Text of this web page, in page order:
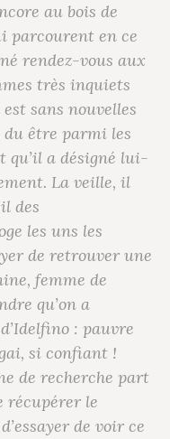
au bois de
parcourent en ce
rendez-vous aux
très inquiets
sans nouvelles
être parmi les
qu’il a désigné lui-
La veille, il
des
les uns les
de retrouver une
femme de
qu’on a
: pauvre
si confiant !
de recherche part
récupérer le
de voir ce